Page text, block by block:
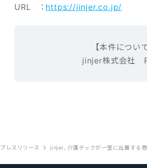
URL ： https://jinjer.co.jp/
【本‌件‌に‌つ‌い‌
jinjer株式会社
プレスリリース